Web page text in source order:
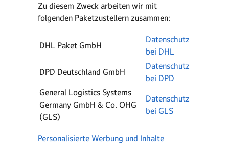
Zu diesem Zweck arbeiten wir mit
folgenden Paketzustellern zusammen:
DHL Paket GmbH
Datenschutz
bei DHL
DPD Deutschland GmbH
Datenschutz
bei DPD
General Logistics Systems
Germany GmbH & Co. OHG
(GLS)
Datenschutz
bei GLS
Personalisierte Werbung und Inhalte